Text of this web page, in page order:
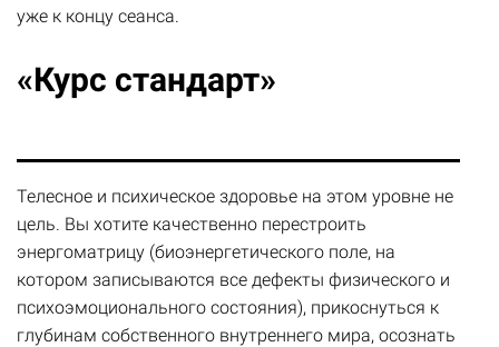
уже к концу сеанса.
«Курс стандарт»
Телесное и психическое здоровье на этом уровне не
цель. Вы хотите качественно перестроить
энергоматрицу (биоэнергетического поле, на
котором записываются все дефекты физического и
психоэмоционального состояния), прикоснуться к
глубинам собственного внутреннего мира, осознать